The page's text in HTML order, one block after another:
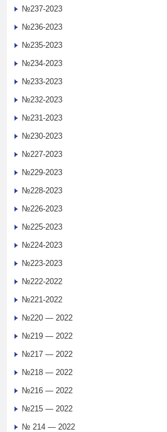
№237-2023
№236-2023
№235-2023
№234-2023
№233-2023
№232-2023
№231-2023
№230-2023
№227-2023
№229-2023
№228-2023
№226-2023
№225-2023
№224-2023
№223-2023
№222-2022
№221-2022
№220 — 2022
№219 — 2022
№217 — 2022
№218 — 2022
№216 — 2022
№215 — 2022
№ 214 — 2022